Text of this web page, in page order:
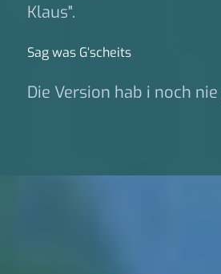
Klaus".
Sag was G‘scheits
Die Version hab i noch nie